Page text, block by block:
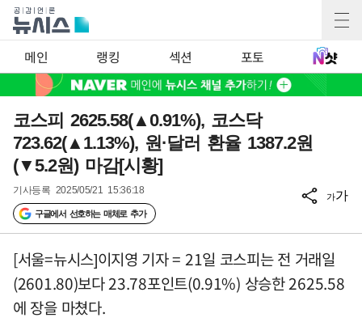
메인 랭킹 섹션 포토
코스피 2625.58(▲0.91%), 코스닥
723.62(▲1.13%), 원·달러 환율 1387.2원
(▼5.2원) 마감[시황]
기사등록 2025/05/21 15:36:18
구글에서 선호하는 매체로 추가
가가
[서울=뉴시스]이지영 기자 = 21일 코스피는 전 거래일
(2601.80)보다 23.78포인트(0.91%) 상승한 2625.58
에 장을 마쳤다.